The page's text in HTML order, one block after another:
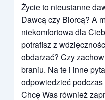
Życie to nieustanne
Dawcą czy Biorcą? A
niekomfortowa dla
potrafisz z
obdarzać? Czy
braniu. Na te i inne
odpowiedzieć podczas
Chcę Was również